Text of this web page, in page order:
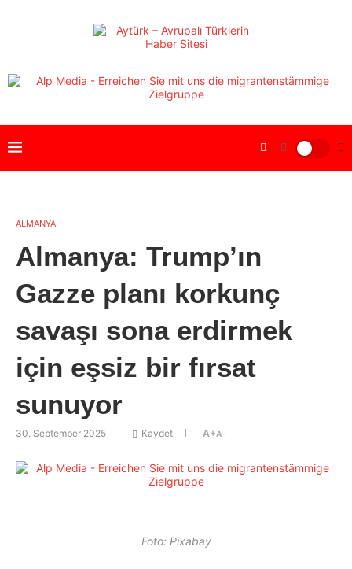
ALMANYA
Almanya: Trump’ın
Gazze planı korkunç
savaşı sona erdirmek
için eşsiz bir fırsat
sunuyor
30. September 2025 Kaydet A+A-
Foto: Pixabay